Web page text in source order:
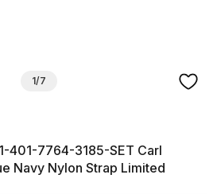
1/7
401-7764-3185-SET Carl
Navy Nylon Strap Limited